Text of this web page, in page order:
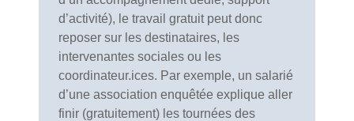
d’activité), le travail gratuit peut donc
reposer sur les destinataires, les
intervenantes sociales ou les
coordinateur.ices. Par exemple, un salarié
d’une association enquêtée explique aller
finir (gratuitement) les tournées des